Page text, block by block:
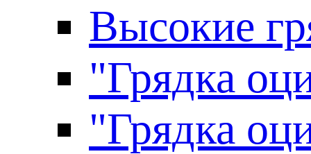
Высокие
"Грядка
"Грядка